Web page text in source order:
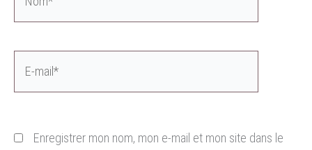
Enregistrer mon nom, mon e-mail et mon site dans le